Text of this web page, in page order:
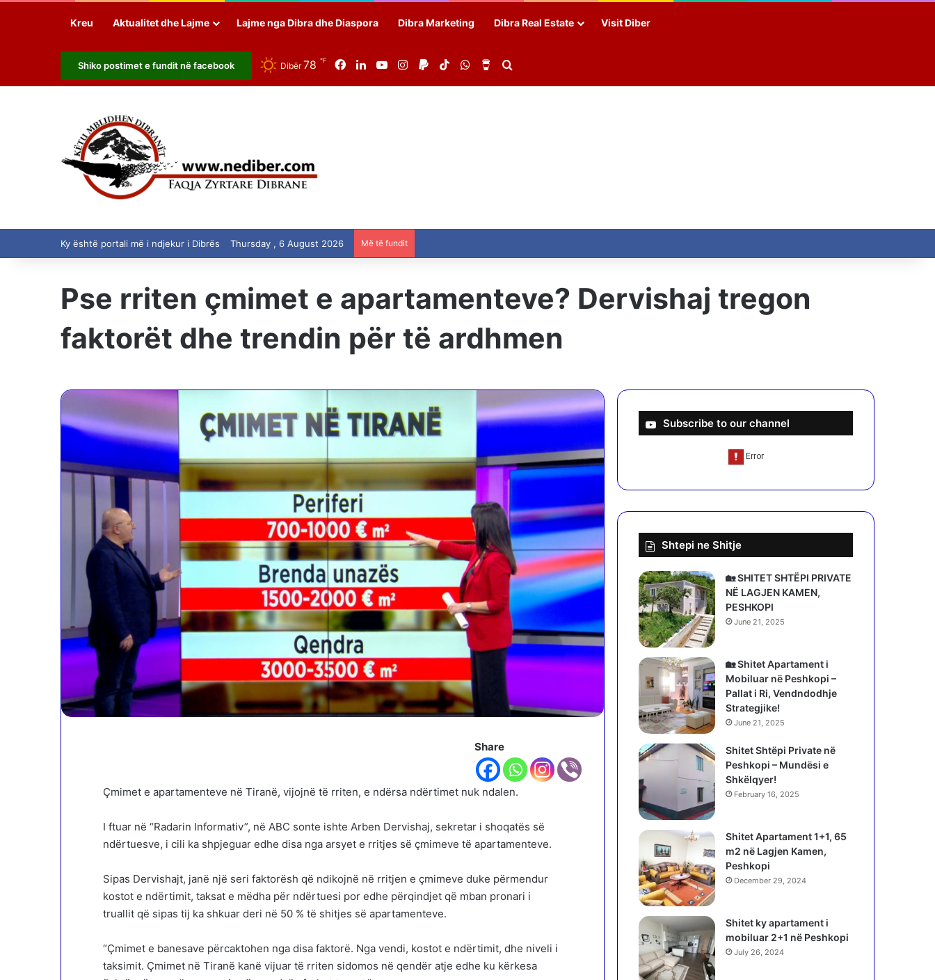
Kreu Aktualitet dhe Lajme Lajme nga Dibra dhe Diaspora Dibra Marketing Dibra Real Estate Visit Diber
Shiko postimet e fundit në facebook Dibër 78 ℉ FacebookLinkedInYouTubeInstagram
PaypalTikTokWhatsAppBuy Me a Coffee
Ky është portali më i ndjekur i Dibrës Thursday , 6 August 2026 Më të fundit
Pse rriten çmimet e apartamenteve? Dervishaj tregon
faktorët dhe trendin për të ardhmen
Share
Çmimet e apartamenteve në Tiranë, vijojnë të rriten, e ndërsa ndërtimet nuk ndalen.
I ftuar në “Radarin Informativ”, në ABC sonte ishte Arben Dervishaj, sekretar i shoqatës së
ndërtuesve, i cili ka shpjeguar edhe disa nga arsyet e rritjes së çmimeve të apartamenteve.
Sipas Dervishajt, janë një seri faktorësh që ndikojnë në rritjen e çmimeve duke përmendur
kostot e ndërtimit, taksat e mëdha për ndërtuesi por edhe përqindjet që mban pronari i
truallit që sipas tij ka shkuar deri në 50 % të shitjes së apartamenteve.
“Çmimet e banesave përcaktohen nga disa faktorë. Nga vendi, kostot e ndërtimit, dhe niveli i
taksimit. Çmimet në Tiranë kanë vijuar të rriten sidomos në qendër atje edhe ku kërkesa
Subscribe to our channel
Shtepi ne Shitje
🏡 SHITET SHTËPI PRIVATE
NË LAGJEN KAMEN,
PESHKOPI
June 21, 2025
🏡 Shitet Apartament i
Mobiluar në Peshkopi –
Pallat i Ri, Vendndodhje
Strategjike!
June 21, 2025
Shitet Shtëpi Private në
Peshkopi – Mundësi e
Shkëlqyer!
February 16, 2025
Shitet Apartament 1+1, 65
m2 në Lagjen Kamen,
Peshkopi
December 29, 2024
Shitet ky apartament i
mobiluar 2+1 në Peshkopi
July 26, 2024